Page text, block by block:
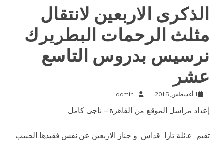
الذكرى الاربعين لانتقال
مثلث الرحمات البطريرك
نرسيس بدروس التاسع
عشر
1 أغسطس, 2015 admin
إعداد مراسل الموقع من القاهرة – ناجى كامل
تقيم عائلة تازا قداس و جناز الاربعين عن نفس فقيدها الحبيب